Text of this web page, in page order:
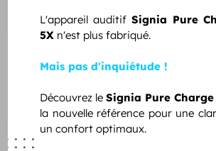
font confiance
L'appareil auditif Signia Pure
5X n'est plus fabriqué.
Mais pas d'inquiétude !
Découvrez leSignia Pure
la nouvelle référence pour une
un confort optimaux.